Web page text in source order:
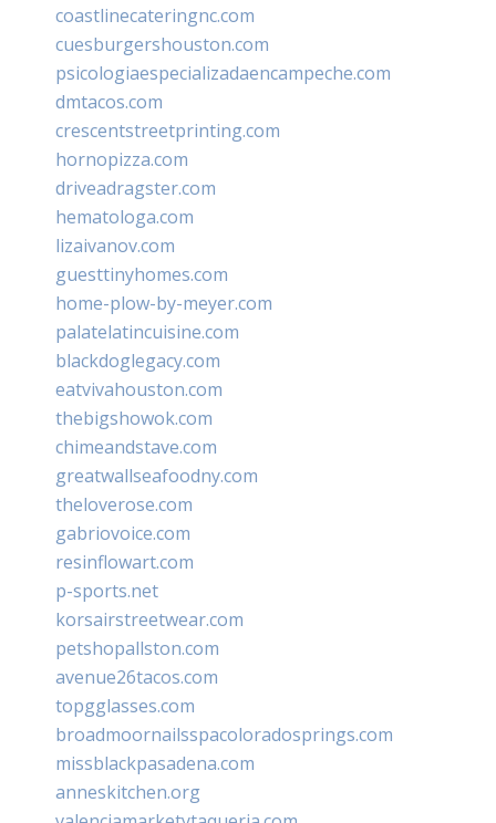
coastlinecateringnc.com
cuesburgershouston.com
psicologiaespecializadaencampeche.com
dmtacos.com
crescentstreetprinting.com
hornopizza.com
driveadragster.com
hematologa.com
lizaivanov.com
guesttinyhomes.com
home-plow-by-meyer.com
palatelatincuisine.com
blackdoglegacy.com
eatvivahouston.com
thebigshowok.com
chimeandstave.com
greatwallseafoodny.com
theloverose.com
gabriovoice.com
resinflowart.com
p-sports.net
korsairstreetwear.com
petshopallston.com
avenue26tacos.com
topgglasses.com
broadmoornailsspacoloradosprings.com
missblackpasadena.com
anneskitchen.org